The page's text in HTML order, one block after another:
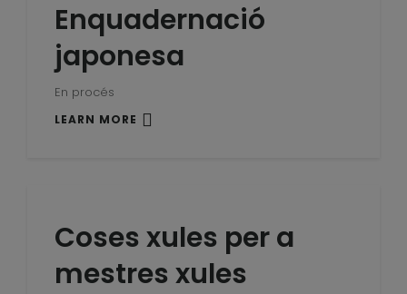
Enquadernació
japonesa
En procés
LEARN MORE
Coses xules per a
mestres xules